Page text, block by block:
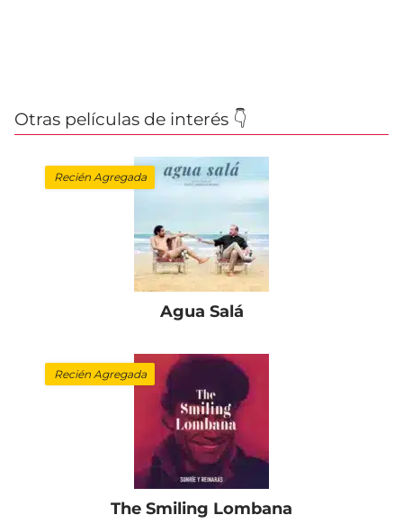
Otras películas de interés 👇
Recién Agregada
Agua Salá
Recién Agregada
The Smiling Lombana